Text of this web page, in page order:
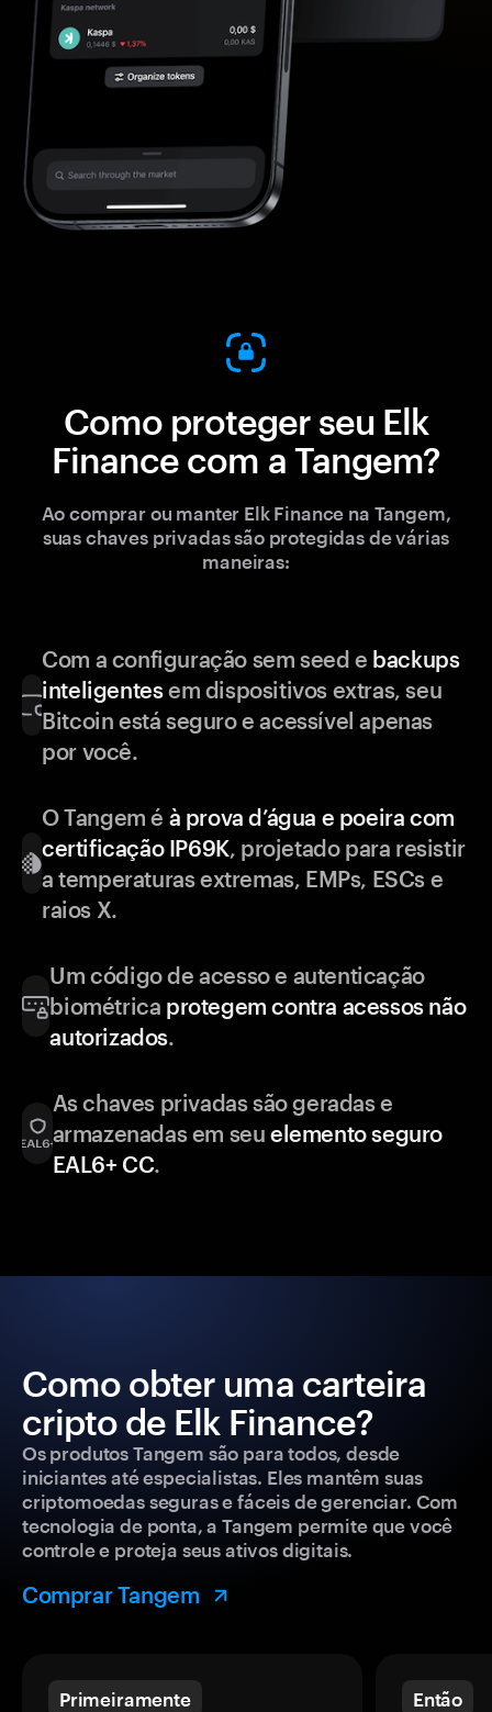
Como proteger seu Elk
Finance com a Tangem?
Ao comprar ou manter Elk Finance na Tangem,
suas chaves privadas são protegidas de várias
maneiras:
Com a configuração sem seed e backups
inteligentesem dispositivos extras, seu
Bitcoin está seguro e acessível apenas
por você.
O Tangem é à prova d’água e poeira com
certificação IP69K, projetado para resistir
a temperaturas extremas, EMPs, ESCs e
raios X.
Um código de acesso e autenticação
biométrica protegem contra acessos não
autorizados.
As chaves privadas são geradas e
armazenadas em seu elemento seguro
EAL6+ CC.
Como obter uma carteira
cripto de Elk Finance?
Os produtos Tangem são para todos, desde
iniciantes até especialistas. Eles mantêm suas
criptomoedas seguras e fáceis de gerenciar. Com
tecnologia de ponta, a Tangem permite que você
controle e proteja seus ativos digitais.
Comprar Tangem
Primeiramente Então